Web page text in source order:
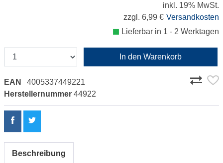
inkl. 19% MwSt.
zzgl. 6,99 € Versandkosten
Lieferbar in 1 - 2 Werktagen
In den Warenkorb
EAN
4005337449221
Herstellernummer 44922
Beschreibung